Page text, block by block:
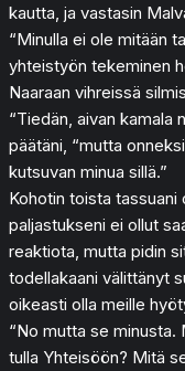
kautta, ja vastasin
“Minulla ei ole mitään
yhteistyön tekeminen
Naaraan vihreissä
“Tiedän, aivan kamala
päätäni, “mutta
kutsuvan minua sillä.”
Kohotin toista tassuani
paljastukseni ei ollut
reaktiota, mutta pidin
todellakaani välittänyt
oikeasti olla meille
“No mutta se minusta.
tulla Yhteisöön? Mitä